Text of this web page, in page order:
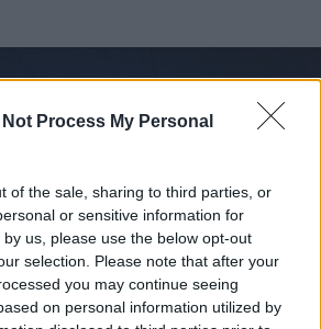
Not Process My Personal
of the sale, sharing to third parties, or
or sensitive information for
us, please use the below opt-out
selection. Please note that after your
you may continue seeing
on personal information utilized by